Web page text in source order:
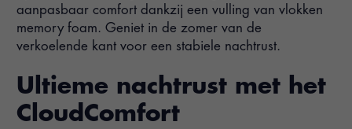
aanpasbaar comfort dankzij een vulling van vlokken
memory foam. Geniet in de zomer van de
verkoelende kant voor een stabiele nachtrust.
Ultieme nachtrust met het
CloudComfort